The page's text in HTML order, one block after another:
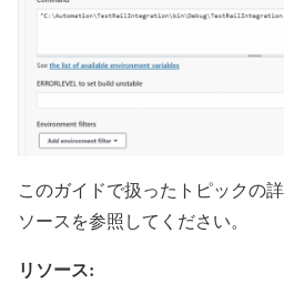
このガイドで扱ったトピックの
ソースを参照してください。
リソース: